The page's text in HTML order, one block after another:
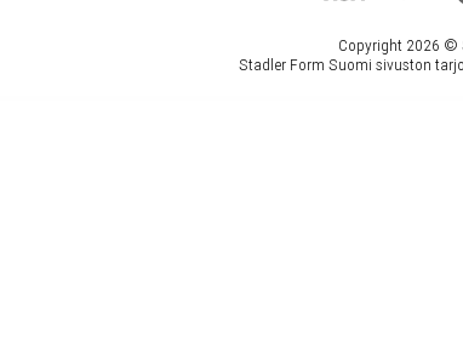
Copyright 2026 ©
Stadler Form Suomi sivuston